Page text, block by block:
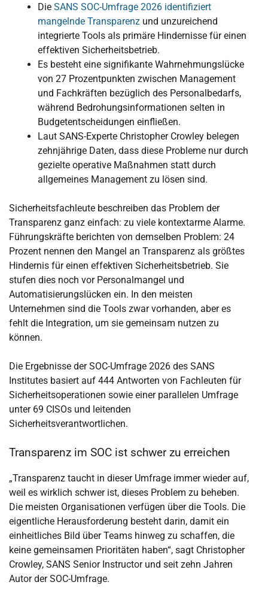
Die SANS SOC-Umfrage 2026 identifiziert
mangelnde Transparenz und unzureichend
integrierte Tools als primäre Hindernisse für einen
effektiven Sicherheitsbetrieb.
Es besteht eine signifikante Wahrnehmungslücke
von 27 Prozentpunkten zwischen Management
und Fachkräften bezüglich des Personalbedarfs,
während Bedrohungsinformationen selten in
Budgetentscheidungen einfließen.
Laut SANS-Experte Christopher Crowley belegen
zehnjährige Daten, dass diese Probleme nur durch
gezielte operative Maßnahmen statt durch
allgemeines Management zu lösen sind.
Sicherheitsfachleute beschreiben das Problem der
Transparenz ganz einfach: zu viele kontextarme Alarme.
Führungskräfte berichten von demselben Problem: 24
Prozent nennen den Mangel an Transparenz als größtes
Hindernis für einen effektiven Sicherheitsbetrieb. Sie
stufen dies noch vor Personalmangel und
Automatisierungslücken ein. In den meisten
Unternehmen sind die Tools zwar vorhanden, aber es
fehlt die Integration, um sie gemeinsam nutzen zu
können.
Die Ergebnisse der SOC-Umfrage 2026 des SANS
Institutes basiert auf 444 Antworten von Fachleuten für
Sicherheitsoperationen sowie einer parallelen Umfrage
unter 69 CISOs und leitenden
Sicherheitsverantwortlichen.
Transparenz im SOC ist schwer zu erreichen
„Transparenz taucht in dieser Umfrage immer wieder auf,
weil es wirklich schwer ist, dieses Problem zu beheben.
Die meisten Organisationen verfügen über die Tools. Die
eigentliche Herausforderung besteht darin, damit ein
einheitliches Bild über Teams hinweg zu schaffen, die
keine gemeinsamen Prioritäten haben“, sagt Christopher
Crowley, SANS Senior Instructor und seit zehn Jahren
Autor der SOC-Umfrage.